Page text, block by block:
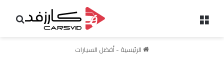
الرئيسية -أفضل السيارات